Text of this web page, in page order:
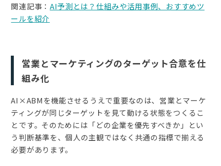
関連記事： AI予測とは？仕組みや活用事例、おすすめツ
ールを紹介
営業とマーケティングのターゲット合意を仕
組み化
AI×ABMを機能させるうえで重要なのは、営業とマーケ
ティングが同じターゲットを見て動ける状態をつくるこ
とです。そのためには「どの企業を優先すべきか」とい
う判断基準を、個人の主観ではなく共通の指標で揃える
必要があります。